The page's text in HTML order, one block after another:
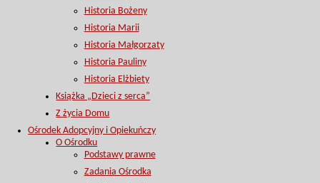
Historia Bożeny
Historia Marii
Historia Małgorzaty
Historia Pauliny
Historia Elżbiety
Książka „Dzieci z serca”
Z życia Domu
Ośrodek Adopcyjny i Opiekuńczy
O Ośrodku
Podstawy prawne
Zadania Ośrodka